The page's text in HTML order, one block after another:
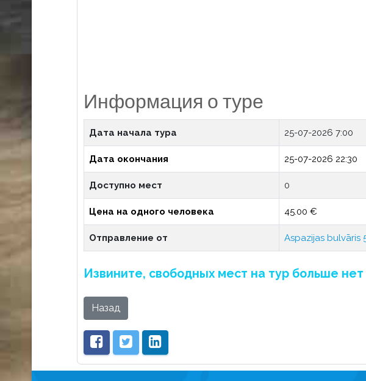
Информация о туре
Дата начала тура 25-07-2026 7:00
Дата окончания 25-07-2026 22:30
Доступно мест 0
Цена на одного человека 45.00 €
Отправление от Aspazijas bulvāris
Извините, свободных мест на тур больше нет
Назад